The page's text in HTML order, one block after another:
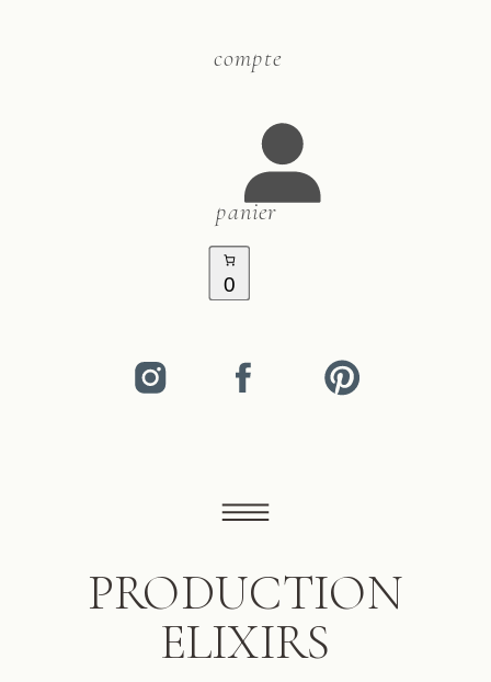
compte
panier
0
PRODUCTION
ELIXIRS